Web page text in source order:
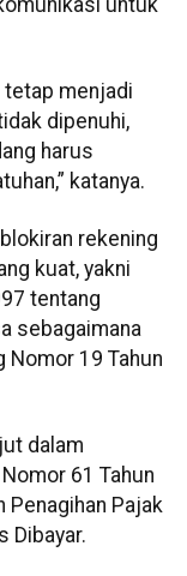
tetap menjadi
dipenuhi,
harus
katanya.
rekening
kuat, yakni
tentang
sebagaimana
Nomor 19 Tahun
dalam
61 Tahun
Penagihan Pajak
Dibayar.